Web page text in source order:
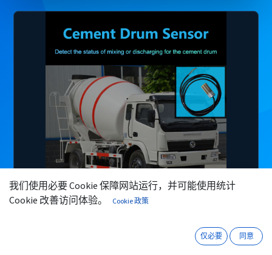
我们使用必要 Cookie 保障网站运行，并可能使用统计
Cookie 改善访问体验。
Cookie 政策
仅必要 同意